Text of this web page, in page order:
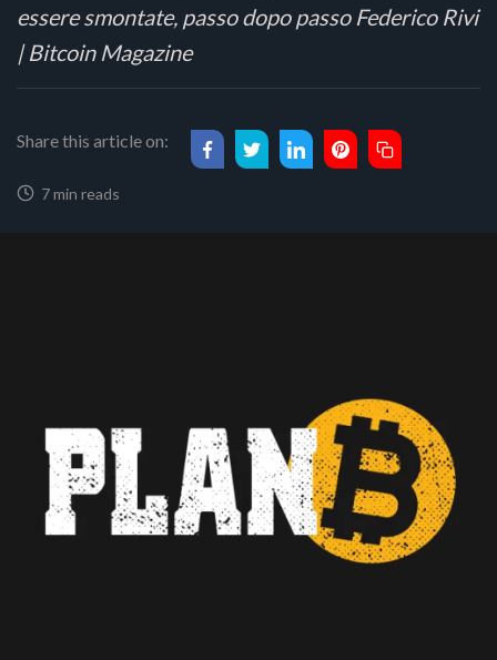
essere smontate, passo dopo passo Federico Rivi
| Bitcoin Magazine
Share this article on:
7 min reads